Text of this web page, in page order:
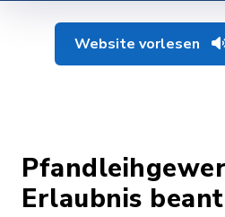
Website vorlesen
Erlaubnis